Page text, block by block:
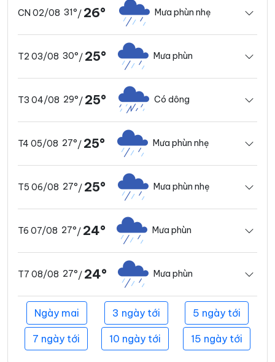
CN 02/08 31°/ 26° Mưa phùn nhẹ
T2 03/08 30°/ 25° Mưa phùn
T3 04/08 29°/ 25° Có dông
T4 05/08 27°/ 25° Mưa phùn nhẹ
T5 06/08 27°/ 25° Mưa phùn nhẹ
T6 07/08 27°/ 24° Mưa phùn
T7 08/08 27°/ 24° Mưa phùn
Ngày mai 3 ngày tới 5 ngày tới
7 ngày tới 10 ngày tới 15 ngày tới